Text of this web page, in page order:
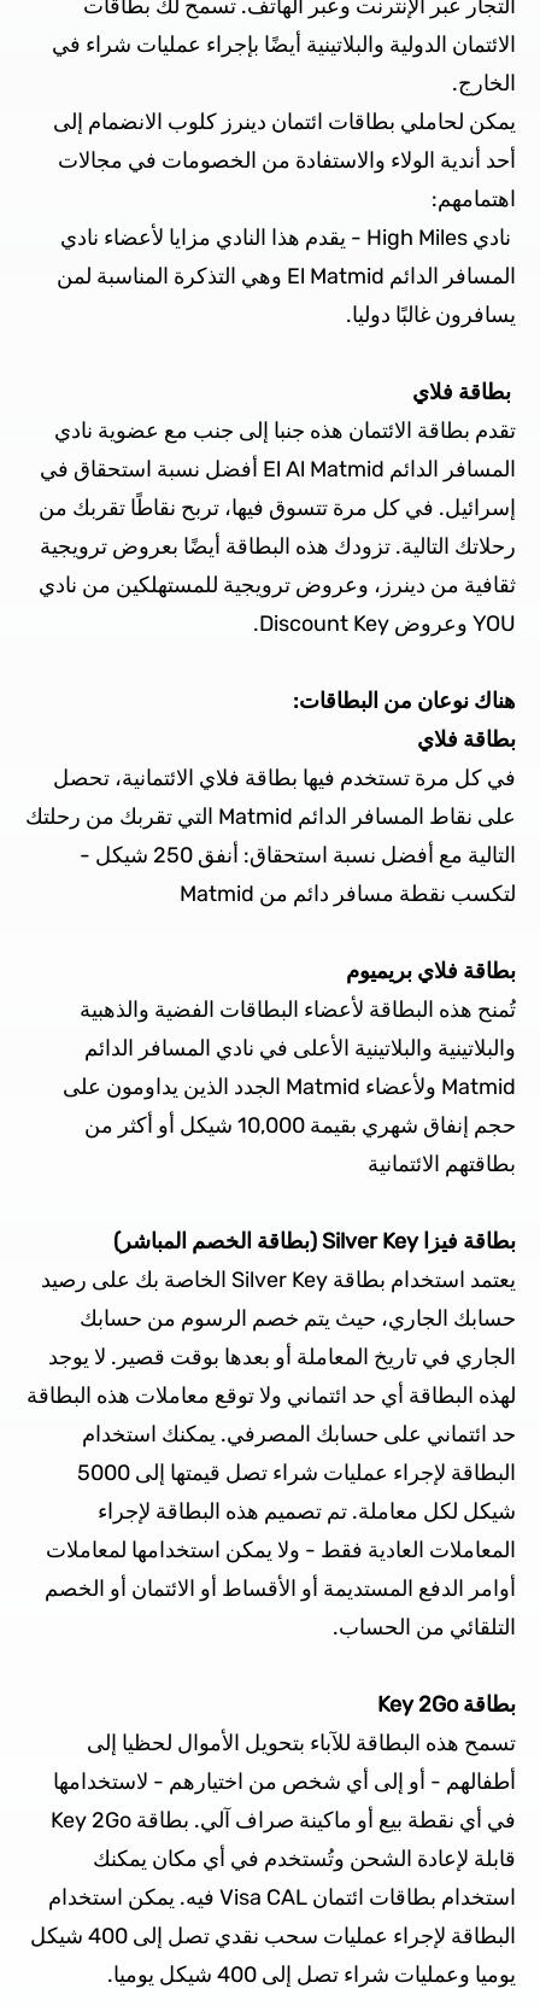
التجار عبر الإنترنت وعبر الهاتف. تسمح لك بطاقات
الائتمان الدولية والبلاتينية أيضًا بإجراء عمليات شراء في
الخارج.
يمكن لحاملي بطاقات ائتمان دينرز كلوب الانضمام إلى
أحد أندية الولاء والاستفادة من الخصومات في مجالات
اهتمامهم:
نادي High Miles - يقدم هذا النادي مزايا لأعضاء نادي
المسافر الدائم El Matmid وهي التذكرة المناسبة لمن
يسافرون غالبًا دوليا.
بطاقة فلاي
تقدم بطاقة الائتمان هذه جنبا إلى جنب مع عضوية نادي
المسافر الدائم El Al Matmid أفضل نسبة استحقاق في
إسرائيل. في كل مرة تتسوق فيها، تربح نقاطًا تقربك من
رحلاتك التالية. تزودك هذه البطاقة أيضًا بعروض ترويجية
ثقافية من دينرز، وعروض ترويجية للمستهلكين من نادي
YOU وعروض Discount Key.
هناك نوعان من البطاقات:
بطاقة فلاي
في كل مرة تستخدم فيها بطاقة فلاي الائتمانية، تحصل
على نقاط المسافر الدائم Matmid التي تقربك من رحلتك
التالية مع أفضل نسبة استحقاق: أنفق 250 شيكل -
لتكسب نقطة مسافر دائم من Matmid
بطاقة فلاي بريميوم
تُمنح هذه البطاقة لأعضاء البطاقات الفضية والذهبية
والبلاتينية والبلاتينية الأعلى في نادي المسافر الدائم
Matmid ولأعضاء Matmid الجدد الذين يداومون على
حجم إنفاق شهري بقيمة 10,000 شيكل أو أكثر من
بطاقتهم الائتمانية
بطاقة فيزا Silver Key (بطاقة الخصم المباشر)
يعتمد استخدام بطاقة Silver Key الخاصة بك على رصيد
حسابك الجاري، حيث يتم خصم الرسوم من حسابك
الجاري في تاريخ المعاملة أو بعدها بوقت قصير. لا يوجد
لهذه البطاقة أي حد ائتماني ولا توقع معاملات هذه البطاقة
حد ائتماني على حسابك المصرفي. يمكنك استخدام
البطاقة لإجراء عمليات شراء تصل قيمتها إلى 5000
شيكل لكل معاملة. تم تصميم هذه البطاقة لإجراء
المعاملات العادية فقط - ولا يمكن استخدامها لمعاملات
أوامر الدفع المستديمة أو الأقساط أو الائتمان أو الخصم
التلقائي من الحساب.
بطاقة Key 2Go
تسمح هذه البطاقة للآباء بتحويل الأموال لحظيا إلى
أطفالهم - أو إلى أي شخص من اختيارهم - لاستخدامها
في أي نقطة بيع أو ماكينة صراف آلي. بطاقة Key 2Go
قابلة لإعادة الشحن وتُستخدم في أي مكان يمكنك
استخدام بطاقات ائتمان Visa CAL فيه. يمكن استخدام
البطاقة لإجراء عمليات سحب نقدي تصل إلى 400 شيكل
يوميا وعمليات شراء تصل إلى 400 شيكل يوميا.